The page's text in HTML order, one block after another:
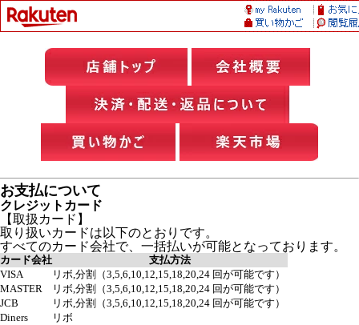
お支払について
クレジットカード
【取扱カード】
取り扱いカードは以下のとおりです。
すべてのカード会社で、一括払いが可能となっております。
カード会社
支払方法
VISA
リボ,分割（3,5,6,10,12,15,18,20,24 回が可能です）
MASTER
リボ,分割（3,5,6,10,12,15,18,20,24 回が可能です）
JCB
リボ,分割（3,5,6,10,12,15,18,20,24 回が可能です）
Diners
リボ